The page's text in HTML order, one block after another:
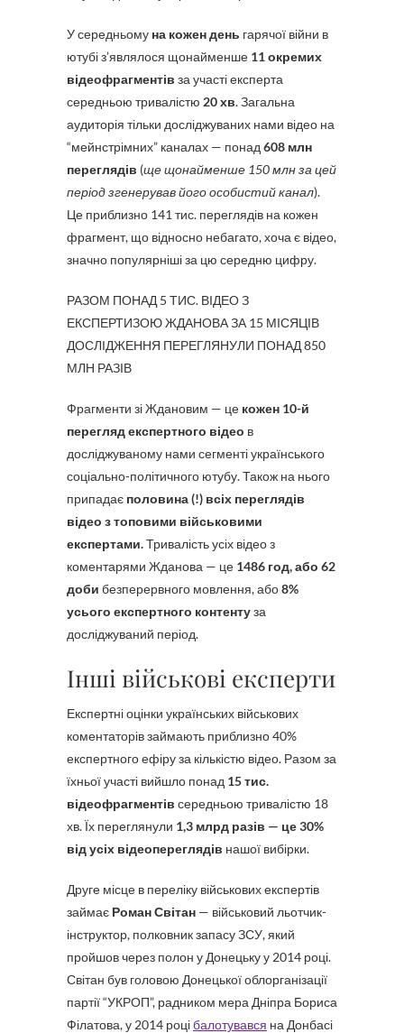
У середньому на кожен день гарячої війни в
ютубі з’являлося щонайменше 11 окремих
відеофрагментів за участі експерта
середньою тривалістю 20 хв. Загальна
аудиторія тільки досліджуваних нами відео на
“мейнстрімних” каналах — понад 608 млн
переглядів (ще щонайменше 150 млн за цей
період згенерував його особистий канал).
Це приблизно 141 тис. переглядів на кожен
фрагмент, що відносно небагато, хоча є відео,
значно популярніші за цю середню цифру.
РАЗОМ ПОНАД 5 ТИС. ВІДЕО З
ЕКСПЕРТИЗОЮ ЖДАНОВА ЗА 15 МІСЯЦІВ
ДОСЛІДЖЕННЯ ПЕРЕГЛЯНУЛИ ПОНАД 850
МЛН РАЗІВ
Фрагменти зі Ждановим — це кожен 10-й
перегляд експертного відео в
досліджуваному нами сегменті українського
соціально-політичного ютубу. Також на нього
припадає половина (!) всіх переглядів
відео з топовими військовими
експертами.Тривалість усіх відео з
коментарями Жданова — це 1486 год, або 62
доби безперервного мовлення, або8%
усього експертного контентуза
досліджуваний період.
Інші військові експерти
Експертні оцінки українських військових
коментаторів займають приблизно 40%
експертного ефіру за кількістю відео. Разом за
їхньої участі вийшло понад 15 тис.
відеофрагментів середньою тривалістю 18
хв. Їх переглянули 1,3 млрд разів — це 30%
від усіх відеопереглядів нашої вибірки.
Друге місце в переліку військових експертів
займає Роман Світан — військовий льотчик-
інструктор, полковник запасу ЗСУ, який
пройшов через полон у Донецьку у 2014 році.
Світан був головою Донецької облорганізації
партії “УКРОП”, радником мера Дніпра Бориса
Філатова, у 2014 роцібалотувався на Донбасі